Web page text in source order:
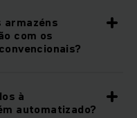
armazéns
com os
à
automatizado?